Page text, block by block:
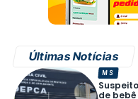
Últimas Notícias
de
MS